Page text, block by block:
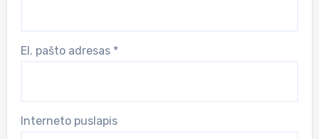
El. pašto adresas *
Interneto puslapis